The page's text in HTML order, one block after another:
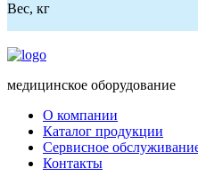
Вес, кг
медицинское оборудование
О компании
Каталог продукции
Сервисное
Контакты